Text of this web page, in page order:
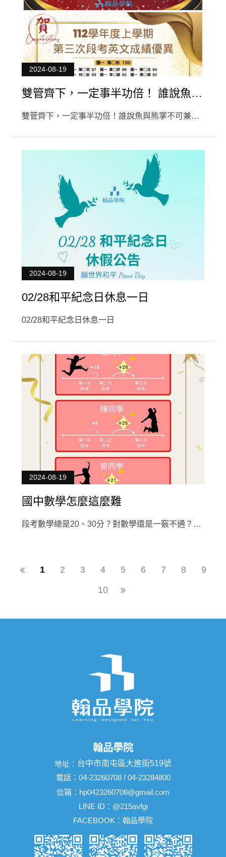
2024-08-19
雙管齊下，一定事半功倍！ 誰說魚與
熊掌不可兼得？
雙管齊下，一定事半功倍！誰說魚與熊掌不可兼
2024-08-19
02/28和平紀念日休息一日
02/28和平紀念日休息一日
2024-08-19
國中數學怎麼這麼難
段考數學總是20、30分？對數學還是一竅不通？別
1 2 3 4 5 6 7 8
9
10
翰品學院
地址： 台中市南屯區大進街519號
電話： 04-23260708/ 04-23284800
信箱： hp0423260708@gmail.com
LINE ID： @215avfgi
FACEBOOK： 翰品學院